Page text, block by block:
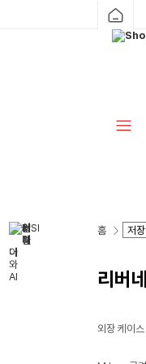
홈
리버
외장 케이스